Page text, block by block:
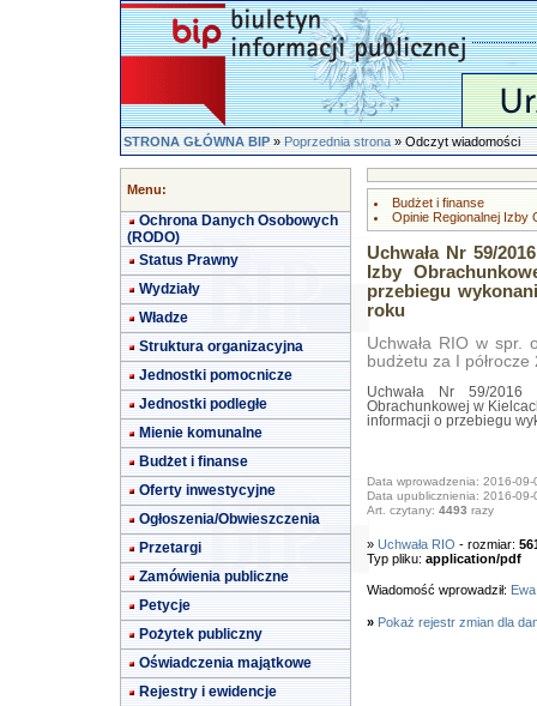
STRONA GŁÓWNA BIP»Poprzednia strona» Odczyt wiadomości
Menu:
Ochrona Danych Osobowych
(RODO)
Status Prawny
Wydziały
Władze
Struktura organizacyjna
Jednostki pomocnicze
Jednostki podległe
Mienie komunalne
Budżet i finanse
Oferty inwestycyjne
Ogłoszenia/Obwieszczenia
Przetargi
Zamówienia publiczne
Petycje
Pożytek publiczny
Oświadczenia majątkowe
Rejestry i ewidencje
Budżet i finanse
Opinie Regionalnej Izby
Uchwała Nr 59/
Izby
przebiegu
roku
Uchwała RIO w spr.
budżetu za I półrocze
Uchwała Nr 59/2016
Obrachunkowej w
informacji o przebiegu
Data wprowadzenia: 2016-09-
Data upublicznienia: 2016-09-
Art. czytany: 4493 razy
» Uchwała RIO - rozmiar:
Typ pliku: application/pdf
Wiadomość wprowadził:
» Pokaż rejestr zmian dla